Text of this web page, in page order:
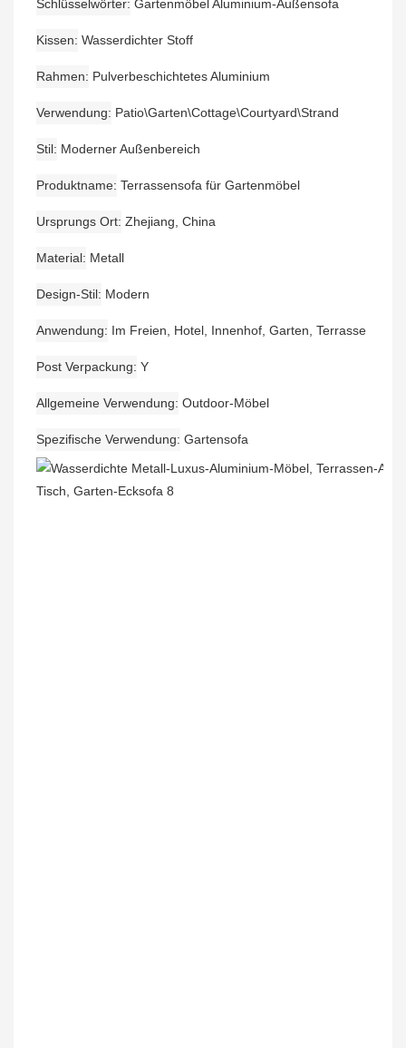
Schlüsselwörter Gartenmöbel Aluminium-Außensofa
Kissen Wasserdichter Stoff
Rahmen Pulverbeschichtetes Aluminium
Verwendung Patio\Garten\Cottage\Courtyard\Strand
Stil Moderner Außenbereich
Produktname Terrassensofa für Gartenmöbel
Ursprungs Ort Zhejiang, China
Material Metall
Design-Stil Modern
Anwendung Im Freien, Hotel, Innenhof, Garten, Terrasse
Post Verpackung Y
Allgemeine Verwendung Outdoor-Möbel
Spezifische Verwendung Gartensofa